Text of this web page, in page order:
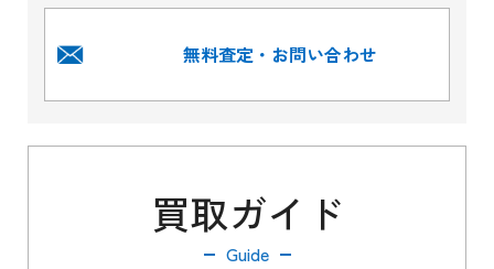
無料査定・お問い合わせ
買取ガイド
Guide